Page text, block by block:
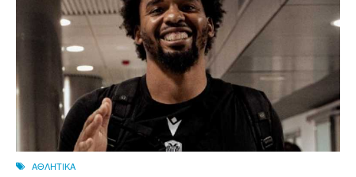
ΑΘΛΗΤΙΚΑ